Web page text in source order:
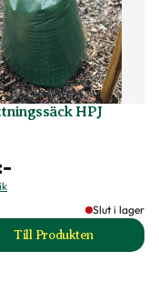
HPJ
Slut i lager
Till Produkten
till